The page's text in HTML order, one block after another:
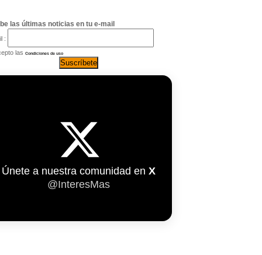
las últimas noticias en tu e-mail
:
las Condiciones de uso
Únete a nuestra comunidad en X
@InteresMas